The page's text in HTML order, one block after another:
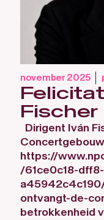
november 2025
Fischer
Dirigent Iván
https://
/61ce0c18-
ontvangt-de-
betrokkenheid